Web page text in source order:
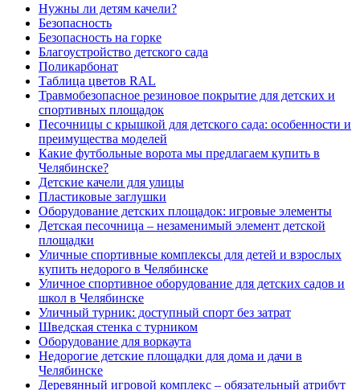
Нужны ли детям качели?
Безопасность
Безопасность на горке
Благоустройство детского сада
Поликарбонат
Таблица цветов RAL
Травмобезопасное резиновое покрытие для детских и
спортивных площадок
Песочницы с крышкой для детского сада: особенности и
преимущества моделей
Какие футбольные ворота мы предлагаем купить в
Челябинске?
Детские качели для улицы
Пластиковые заглушки
Оборудование детских площадок: игровые элементы
Детская песочница – незаменимый элемент детской
площадки
Уличные спортивные комплексы для детей и взрослых
купить недорого в Челябинске
Уличное спортивное оборудование для детских садов и
школ в Челябинске
Уличный турник: доступный спорт без затрат
Шведская стенка с турником
Оборудование для воркаута
Недорогие детские площадки для дома и дачи в
Челябинске
Деревянный игровой комплекс – обязательный атрибут